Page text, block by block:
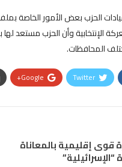
الحزب بعض الأمور الخاصة بملف
الإنتخابية وأن الحزب مستعد
المحافظات.
Twitter
Google+
قوى إقليمية بالمعاناة